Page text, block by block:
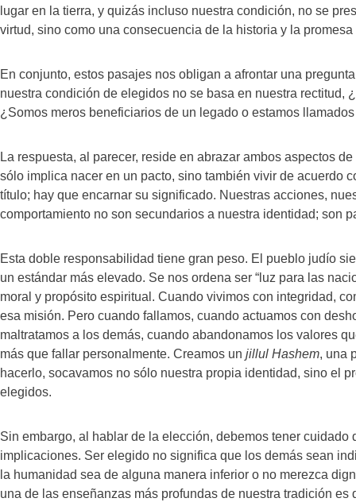
lugar en la tierra, y quizás incluso nuestra condición, no se
virtud, sino como una consecuencia de la historia y la
En conjunto, estos pasajes nos obligan a afrontar una
nuestra condición de elegidos no se basa en nuestra rectitud,
¿Somos meros beneficiarios de un legado o estamos
La respuesta, al parecer, reside en abrazar ambos aspectos
sólo implica nacer en un pacto, sino también vivir de acuerdo
título; hay que encarnar su significado. Nuestras acciones,
comportamiento no son secundarios a nuestra identidad; son
Esta doble responsabilidad tiene gran peso. El pueblo judío
un estándar más elevado. Se nos ordena ser “luz para las
moral y propósito espiritual. Cuando vivimos con integridad,
esa misión. Pero cuando fallamos, cuando actuamos con
maltratamos a los demás, cuando abandonamos los valores
más que fallar personalmente. Creamos un jillul Hashem, una
hacerlo, socavamos no sólo nuestra propia identidad, sino el
elegidos.
Sin embargo, al hablar de la elección, debemos tener cuidado
implicaciones. Ser elegido no significa que los demás sean
la humanidad sea de alguna manera inferior o no merezca
una de las enseñanzas más profundas de nuestra tradición es